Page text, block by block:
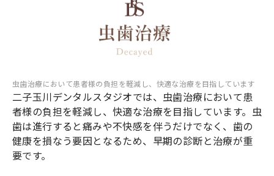
虫歯治療において患者様の負担を軽減し、快適な治療を目指しています
二子玉川デンタルスタジオでは、虫歯治療において患
者様の負担を軽減し、快適な治療を目指しています。虫
歯は進行すると痛みや不快感を伴うだけでなく、歯の
健康を損なう要因となるため、早期の診断と治療が重
要です。